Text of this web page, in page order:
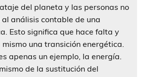
del planeta y las personas no
análisis contable de una
Esto significa que hace falta y
una transición energética.
apenas un ejemplo, la energía.
de la sustitución del